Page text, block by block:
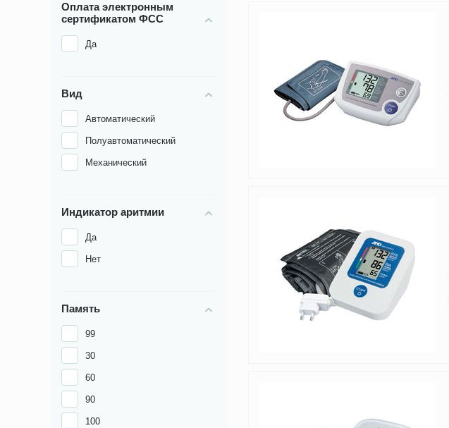
Оплата электронным
сертификатом ФСС
Да
Вид
Автоматический
Полуавтоматический
Механический
Индикатор аритмии
Да
Нет
Память
99
30
60
90
100